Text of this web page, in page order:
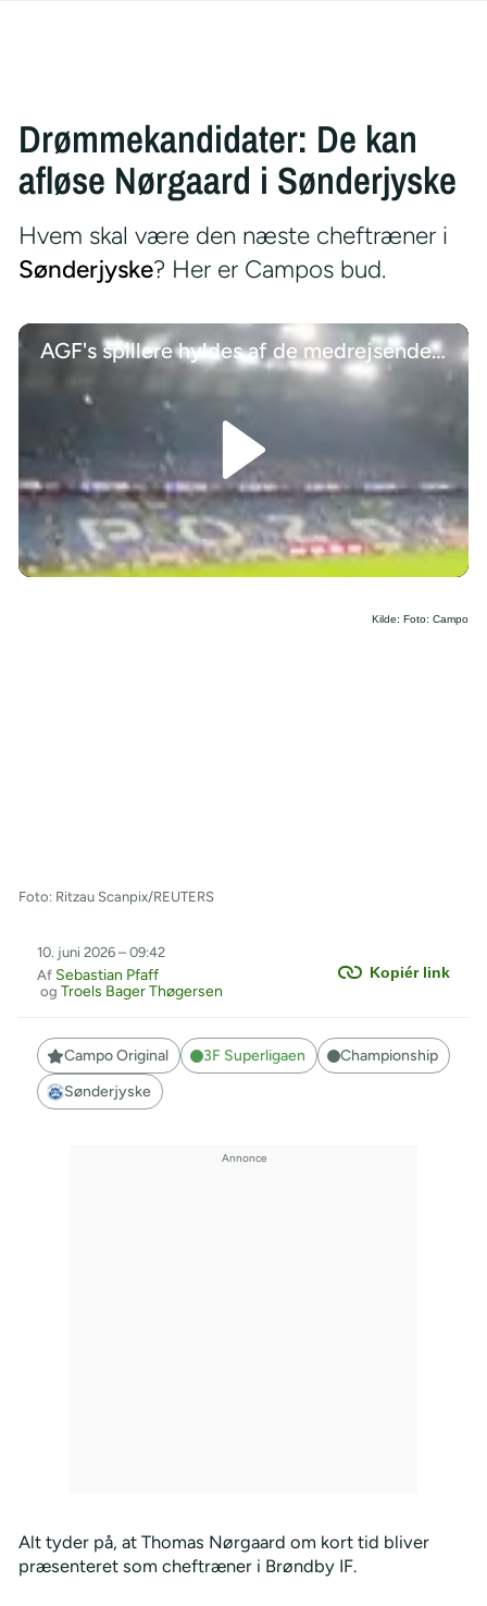
Drømmekandidater: De kan
afløse Nørgaard i Sønderjyske
Hvem skal være den næste cheftræner i
Sønderjyske? Her er Campos bud.
AGF's spillere hyldes af de medrejsende tilhængere efter miraklet i Poznan
/
Kilde: Foto: Campo
Foto: Ritzau Scanpix/REUTERS
Kopiér link
10. juni 2026 – 09:42
Af Sebastian Pfaff
og Troels Bager Thøgersen
Campo Original
3F Superligaen
Sønderjyske
Championship
Alt tyder på, at Thomas Nørgaard om kort tid bliver
præsenteret som cheftræner i Brøndby IF.